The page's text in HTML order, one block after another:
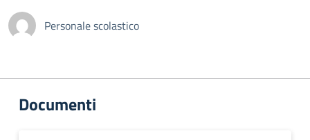
Personale scolastico
Documenti